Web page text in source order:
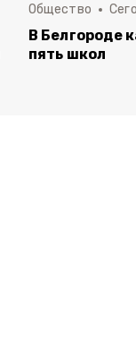
Общество
В Белгороде
пять школ